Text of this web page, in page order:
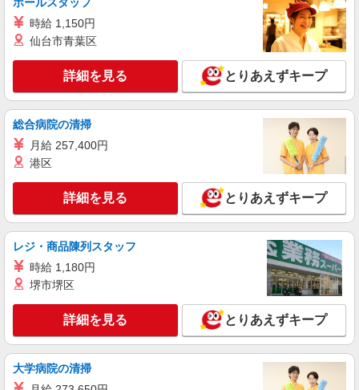
+゜・。○。・゜+゜ 入社祝い金10万円支給(規定
有) ★月2回払い・週払い可能（規程有）★ ゜・。
○。・゜+゜・。○。・゜+゜
キープ 詳細を見る
株式会社シエロ
【エーユー】の店舗スタッフ
時給1400円〜1600円（経験・能力による） ※
残業代支給 ★交通費別途支給（規定あり） ゜
+゜・。○。・゜+゜・。○。・゜+゜ 入社祝い金10
万円支給(規定有) お友達を紹介頂くと, インセンテ
ィブ支給(規定有) ★月2回払い・週払い可能（規程
有）★ ゜・。○。・゜+゜・。○。・゜+゜
岐阜県大垣市のauショップ
キープ 詳細を見る
紹介予定派遣
株式会社シエロ
【ソフトバンク】の店舗スタッフ
時給1500円〜1600円（経験・能力による） ※
残業代支給 ★交通費別途支給（規定あり） ゜
+゜・。○。・゜+゜・。○。・゜+゜ 入社祝い金10
岐阜県大垣市のsoftbankショップ
時給 1,150円
仙台市青葉区
詳細を見る とりあえずキープ
総合病院の清掃
月給 257,400円
港区
詳細を見る とりあえずキープ
レジ・商品陳列スタッフ
時給 1,180円
堺市堺区
詳細を見る とりあえずキープ
大学病院の清掃